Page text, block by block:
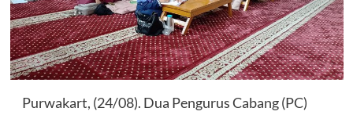
Purwakart, (24/08). Dua Pengurus Cabang (PC)